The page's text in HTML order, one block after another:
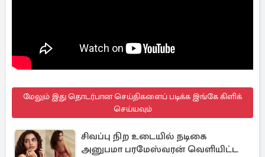
மேலும் இது தொடர்பான செய்திகளைப் படிக்க இங்கே கிளிக்
செய்யவும்
சிவப்பு நிற உடையில் நடிகை
அனுபமா பரமேஸ்வரன் வெளியிட்ட